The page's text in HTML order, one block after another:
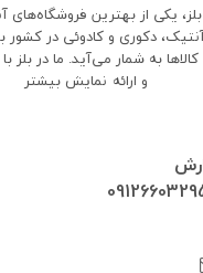
یکی از بهترین فروشگاه‌های
دکوری و کادوئی در کشور
کالاها به شمار می‌آید. ما در
و ارائه نمایش بیشتر